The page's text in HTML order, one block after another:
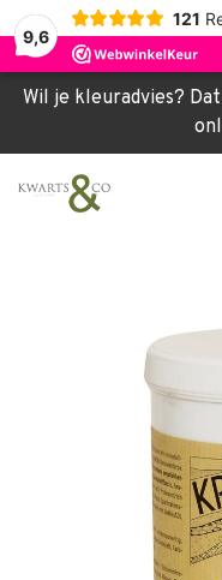
9,6
121
Wil je kleuradvies?